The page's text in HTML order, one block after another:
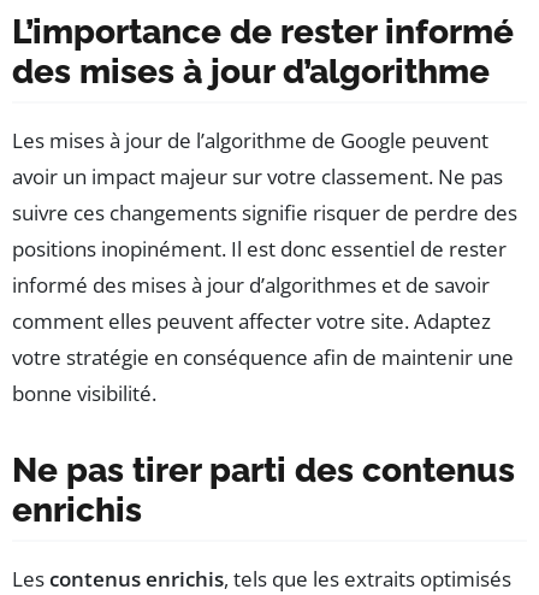
L’importance de rester informé
des mises à jour d’algorithme
Les mises à jour de l’algorithme de Google peuvent
avoir un impact majeur sur votre classement. Ne pas
suivre ces changements signifie risquer de perdre des
positions inopinément. Il est donc essentiel de rester
informé des mises à jour d’algorithmes et de savoir
comment elles peuvent affecter votre site. Adaptez
votre stratégie en conséquence afin de maintenir une
bonne visibilité.
Ne pas tirer parti des contenus
enrichis
Lescontenus enrichis, tels que les extraits optimisés